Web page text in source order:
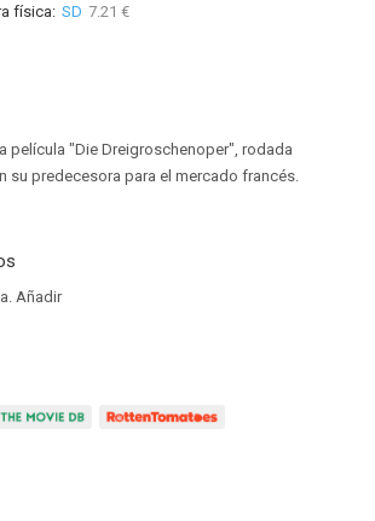
física: SD 7.21 €
película "Die Dreigroschenoper", rodada
su predecesora para el mercado francés.
Añadir